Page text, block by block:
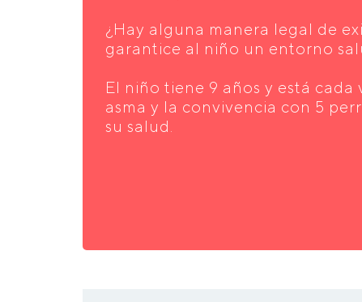
¿Hay alguna manera legal de
garantice al niño un entorno
El niño tiene 9 años y está cada
asma y la convivencia con 5
su salud.